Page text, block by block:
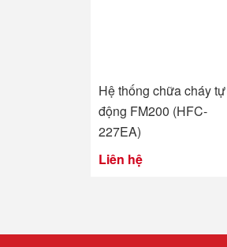
Hệ thống chữa cháy tự
động FM200 (HFC-
227EA)
Liên hệ